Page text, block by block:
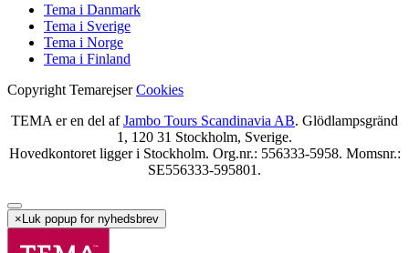
Tema i Danmark
Tema i Sverige
Tema i Norge
Tema i Finland
Copyright TemarejserCookies
TEMA er en del afJambo Tours Scandinavia AB. Glödlampsgränd
1, 120 31 Stockholm, Sverige.
Hovedkontoret ligger i Stockholm. Org.nr.: 556333-5958. Momsnr.:
SE556333-595801.
×Luk popup for nyhedsbrev